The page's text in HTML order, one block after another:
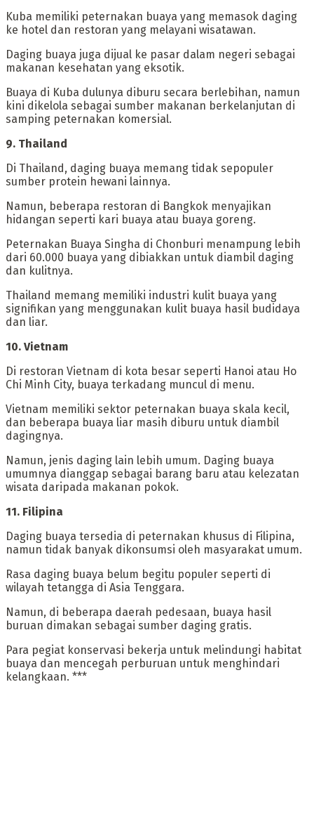
Kuba memiliki peternakan buaya yang memasok daging
ke hotel dan restoran yang melayani wisatawan.
Daging buaya juga dijual ke pasar dalam negeri sebagai
makanan kesehatan yang eksotik.
Buaya di Kuba dulunya diburu secara berlebihan, namun
kini dikelola sebagai sumber makanan berkelanjutan di
samping peternakan komersial.
‎9. Thailand
‎Di Thailand, daging buaya memang tidak sepopuler
sumber protein hewani lainnya.
Namun, beberapa restoran di Bangkok menyajikan
hidangan seperti kari buaya atau buaya goreng.
Peternakan Buaya Singha di Chonburi menampung lebih
dari 60.000 buaya yang dibiakkan untuk diambil daging
dan kulitnya.
Thailand memang memiliki industri kulit buaya yang
signifikan yang menggunakan kulit buaya hasil budidaya
dan liar.
‎10. Vietnam
‎Di restoran Vietnam di kota besar seperti Hanoi atau Ho
Chi Minh City, buaya terkadang muncul di menu.
Vietnam memiliki sektor peternakan buaya skala kecil,
dan beberapa buaya liar masih diburu untuk diambil
dagingnya.
Namun, jenis daging lain lebih umum. Daging buaya
umumnya dianggap sebagai barang baru atau kelezatan
wisata daripada makanan pokok.
‎11. Filipina
‎Daging buaya tersedia di peternakan khusus di Filipina,
namun tidak banyak dikonsumsi oleh masyarakat umum.
Rasa daging buaya belum begitu populer seperti di
wilayah tetangga di Asia Tenggara.
Namun, di beberapa daerah pedesaan, buaya hasil
buruan dimakan sebagai sumber daging gratis.
Para pegiat konservasi bekerja untuk melindungi habitat
buaya dan mencegah perburuan untuk menghindari
kelangkaan. ***